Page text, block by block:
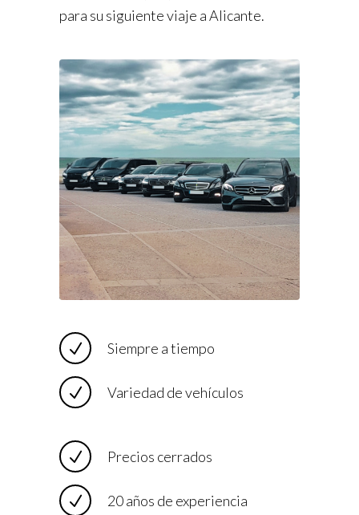
para su siguiente viaje a Alicante.
Siempre a tiempo
Variedad de vehículos
Precios cerrados
20 años de experiencia